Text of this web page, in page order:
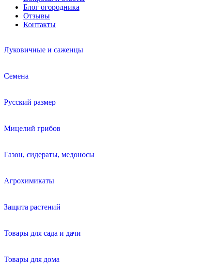
Блог огородника
Отзывы
Контакты
Луковичные и саженцы
Семена
Русский размер
Мицелий грибов
Газон, сидераты, медоносы
Агрохимикаты
Защита растений
Товары для сада и дачи
Товары для дома